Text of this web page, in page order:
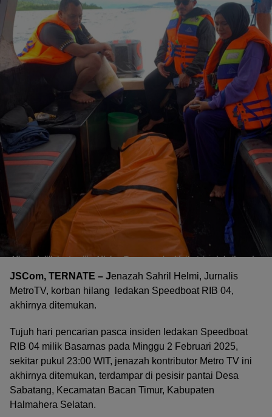
JSCom, TERNATE – Jenazah Sahril Helmi, Jurnalis
MetroTV, korban hilang ledakan Speedboat RIB 04,
akhirnya ditemukan.
Tujuh hari pencarian pasca insiden ledakan Speedboat
RIB 04 milik Basarnas pada Minggu 2 Februari 2025,
sekitar pukul 23:00 WIT, jenazah kontributor Metro TV ini
akhirnya ditemukan, terdampar di pesisir pantai Desa
Sabatang, Kecamatan Bacan Timur, Kabupaten
Halmahera Selatan.